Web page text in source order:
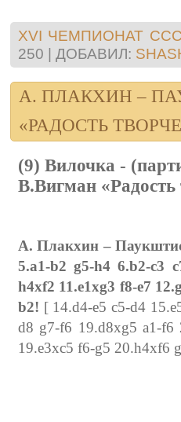
XVI ЧЕМПИОНАТ
250 | ДОБАВИЛ:
А. ПЛАКХИН –
«РАДОСТЬ
(9) Вилочка -
В.Вигман «Радость
А. Плакхин –
5.a1-b2 g5-h4 6.b2-c3
h4xf2 11.e1xg3 f8-e7
b2! [ 14.d4-e5 c5-d4
d8 g7-f6 19.d8xg5 a1-f6
19.e3xc5 f6-g5 20.h4xf6